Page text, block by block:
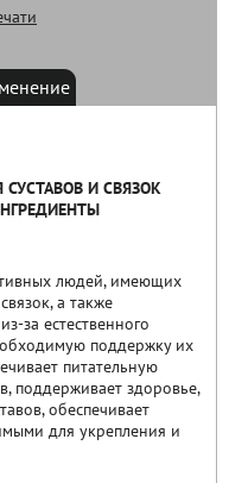
И СВЯЗОК
людей, имеющих
а также
за естественного
поддержку их
питательную
поддерживает здоровье,
обеспечивает
для укрепления и